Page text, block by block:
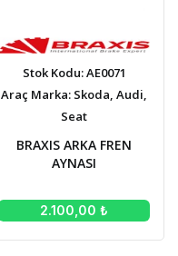
Stok Kodu: AE0071
Araç Marka: Skoda, Audi,
Seat
BRAXIS ARKA FREN
AYNASI
2.100,00 ₺